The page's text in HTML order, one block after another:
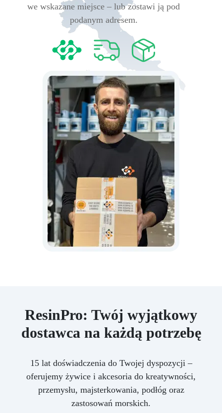
we wskazane miejsce – lub zostawi ją pod
podanym adresem.
ResinPro: Twój wyjątkowy
dostawca na każdą potrzebę
15 lat doświadczenia do Twojej dyspozycji –
oferujemy żywice i akcesoria do kreatywności,
przemysłu, majsterkowania, podłóg oraz
zastosowań morskich.